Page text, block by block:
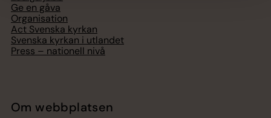
Ge en gåva
Organisation
Act Svenska kyrkan
Svenska kyrkan i utlandet
Press – nationell nivå
Om webbplatsen